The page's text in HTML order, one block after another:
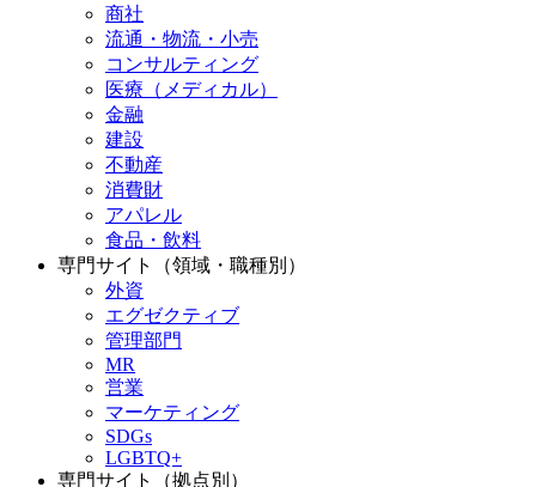
商社
流通・物流・小売
コンサルティング
医療（メディカル）
金融
建設
不動産
消費財
アパレル
食品・飲料
専門サイト（領域・職種別）
外資
エグゼクティブ
管理部門
MR
営業
マーケティング
SDGs
LGBTQ+
専門サイト（拠点別）